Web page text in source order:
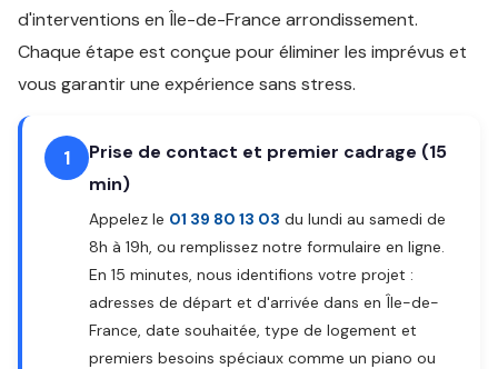
d'interventions en Île-de-France arrondissement.
Chaque étape est conçue pour éliminer les imprévus et
vous garantir une expérience sans stress.
1
Prise de contact et premier cadrage (15
min)
Appelez le 01 39 80 13 03 du lundi au samedi de
8h à 19h, ou remplissez notre formulaire en ligne.
En 15 minutes, nous identifions votre projet :
adresses de départ et d'arrivée dans en Île-de-
France, date souhaitée, type de logement et
premiers besoins spéciaux comme un piano ou